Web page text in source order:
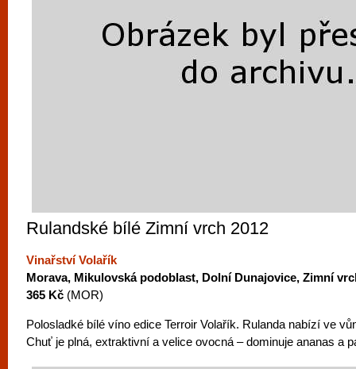
Rulandské bílé Zimní vrch 2012
Vinařství Volařík
Morava, Mikulovská podoblast, Dolní Dunajovice, Zimní
365 Kč (MOR)
Polosladké bílé víno edice Terroir Volařík. Rulanda nabízí ve
Chuť je plná, extraktivní a velice ovocná – dominuje ananas a